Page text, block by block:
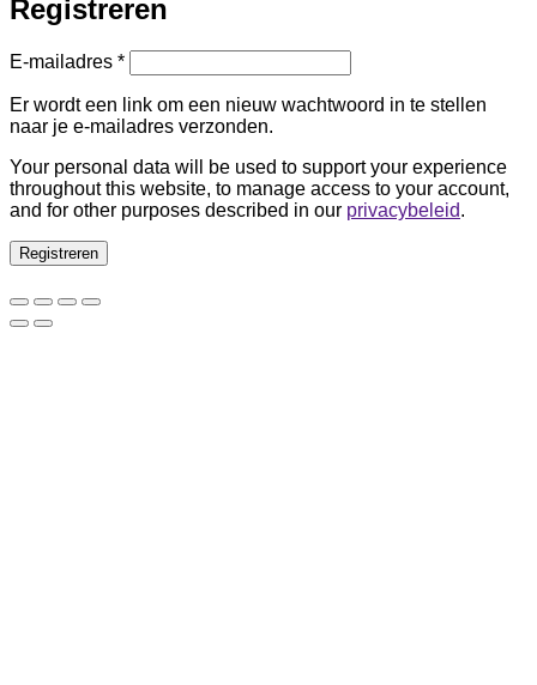
Registreren
E-mailadres *Vereist
Er wordt een link om een nieuw wachtwoord in te stellen
naar je e-mailadres verzonden.
Your personal data will be used to support your experience
throughout this website, to manage access to your account,
and for other purposes described in our privacybeleid.
Registreren